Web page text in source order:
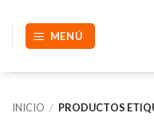
contenido
MENÚ
INICIO / PRODUCTOS